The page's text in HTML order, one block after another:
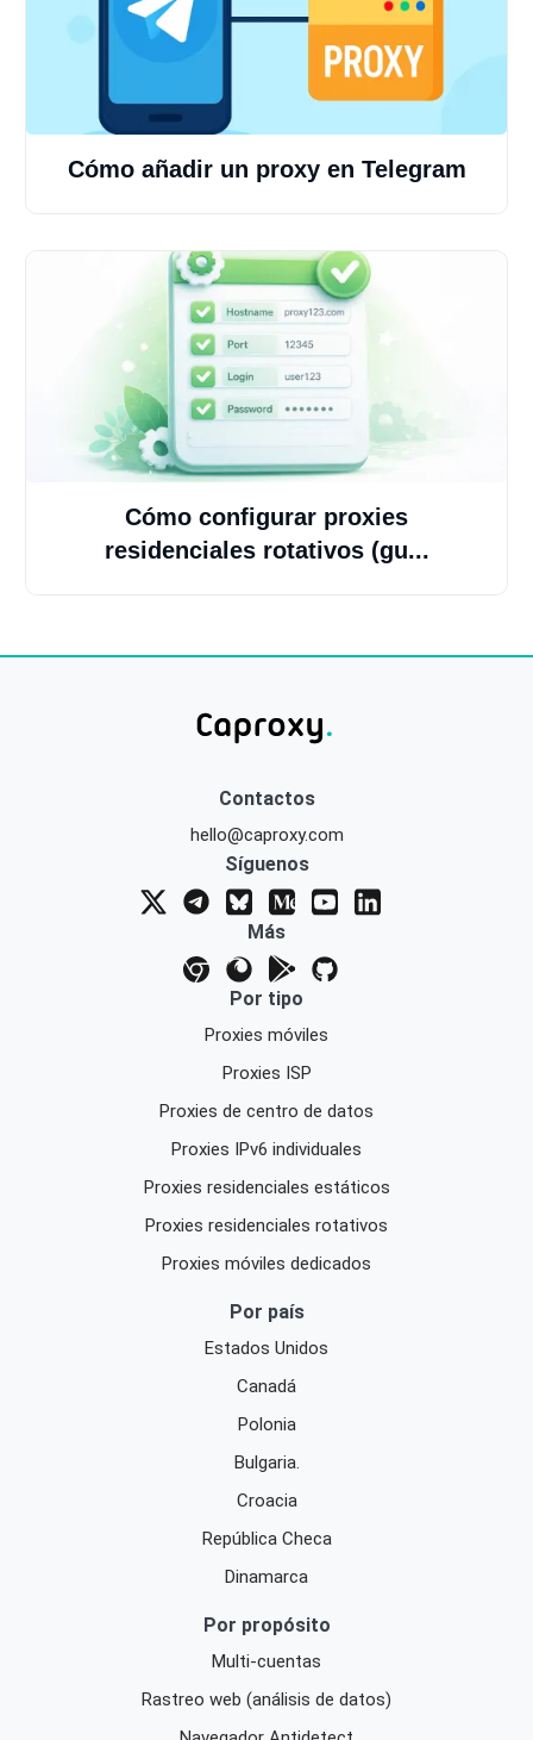
Cómo añadir un proxy en Telegram
Cómo configurar proxies
residenciales rotativos (gu...
Contactos
hello@caproxy.com
Síguenos
Más
Por tipo
Proxies móviles
Proxies ISP
Proxies de centro de datos
Proxies IPv6 individuales
Proxies residenciales estáticos
Proxies residenciales rotativos
Proxies móviles dedicados
Por país
Estados Unidos
Canadá
Polonia
Bulgaria.
Croacia
República Checa
Dinamarca
Por propósito
Multi-cuentas
Rastreo web (análisis de datos)